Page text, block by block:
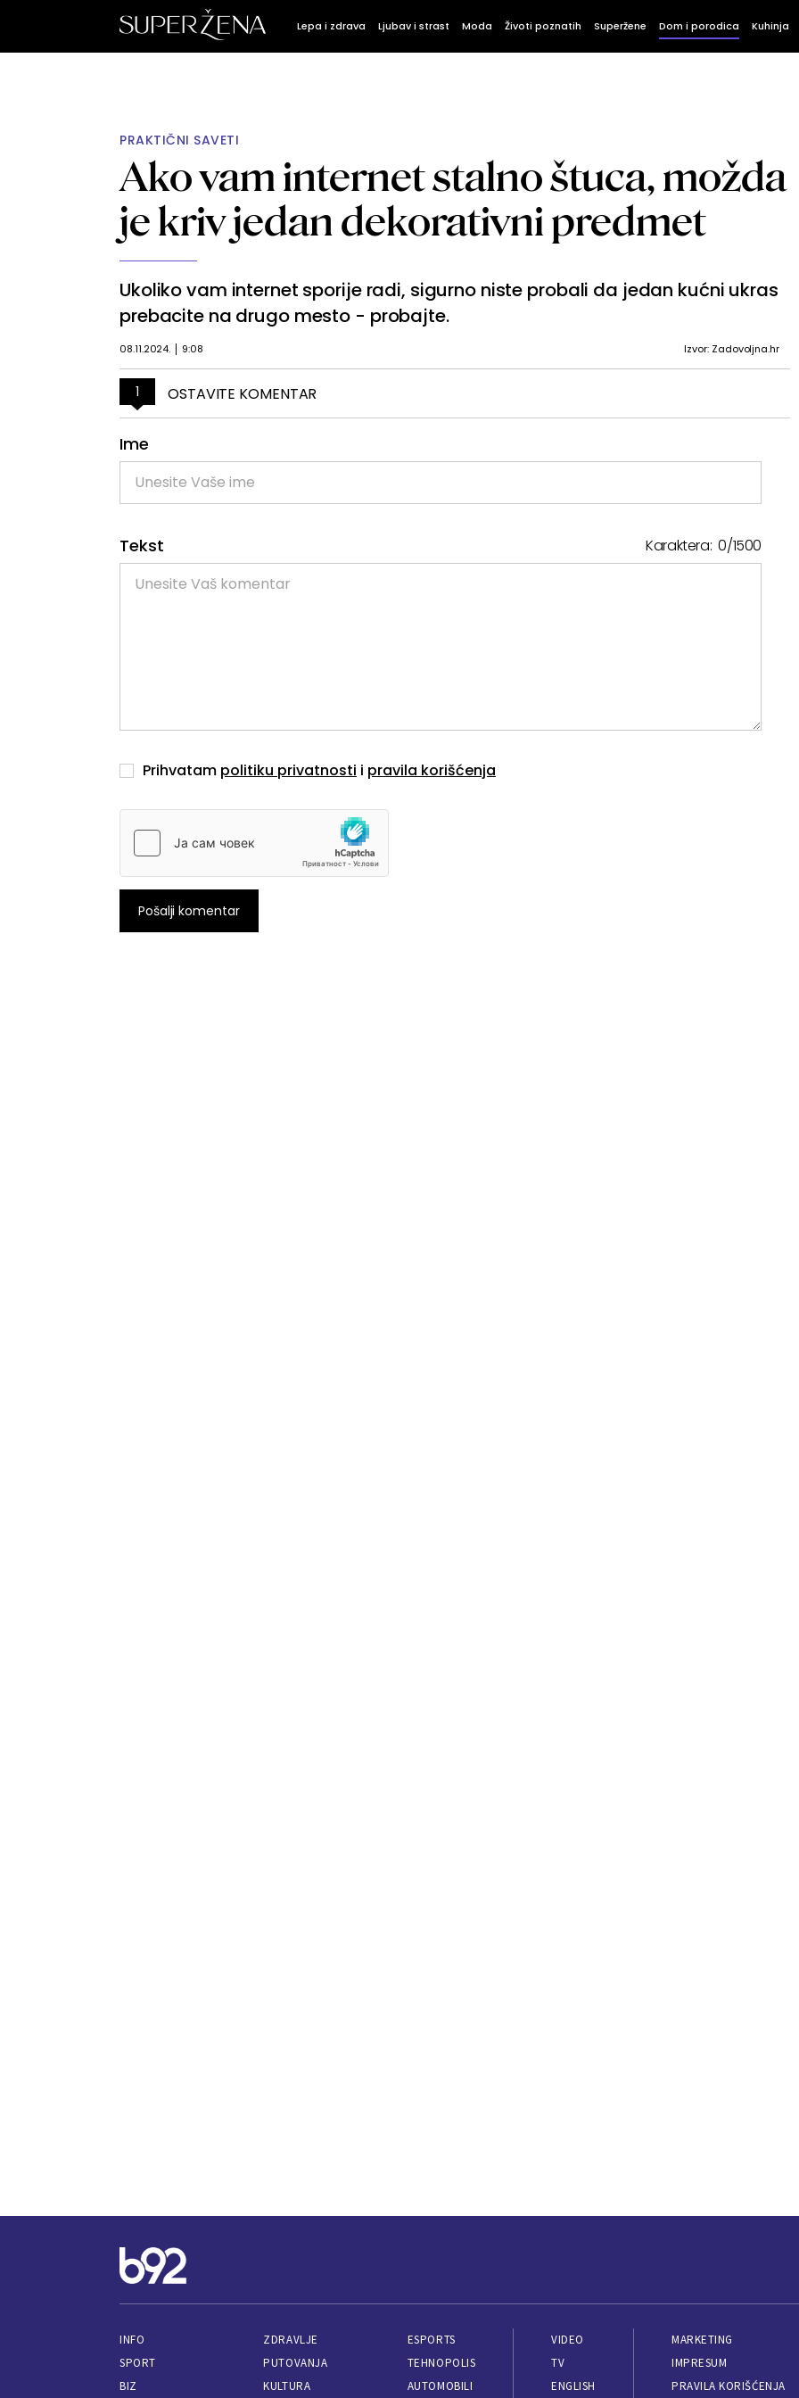
Lepa i zdrava Ljubav i strast Moda Životi poznatih Superžene Dom i porodica Kuhinja
PRAKTIČNI SAVETI
Ako vam internet stalno štuca, možda
je kriv jedan dekorativni predmet
Ukoliko vam internet sporije radi, sigurno niste probali da jedan kućni ukras
prebacite na drugo mesto - probajte.
08.11.2024. 9:08 Izvor: Zadovoljna.hr
1 OSTAVITE KOMENTAR
Ime
Tekst Karaktera:0/1500
Prihvatam politiku privatnosti i pravila korišćenja
Pošalji komentar
INFO
SPORT
BIZ
ZDRAVLJE
PUTOVANJA
KULTURA
ESPORTS
TEHNOPOLIS
AUTOMOBILI
VIDEO
TV
ENGLISH
MARKETING
IMPRESUM
PRAVILA KORIŠĆENJA